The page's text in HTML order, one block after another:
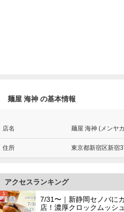
麺屋 海神 の基本情報
店名 麺屋 海神 (メンヤ
住所 東京都新宿区新宿
アクセスランキング
1
7/31〜｜新静岡セノバに
店！濃厚クロックムッシ